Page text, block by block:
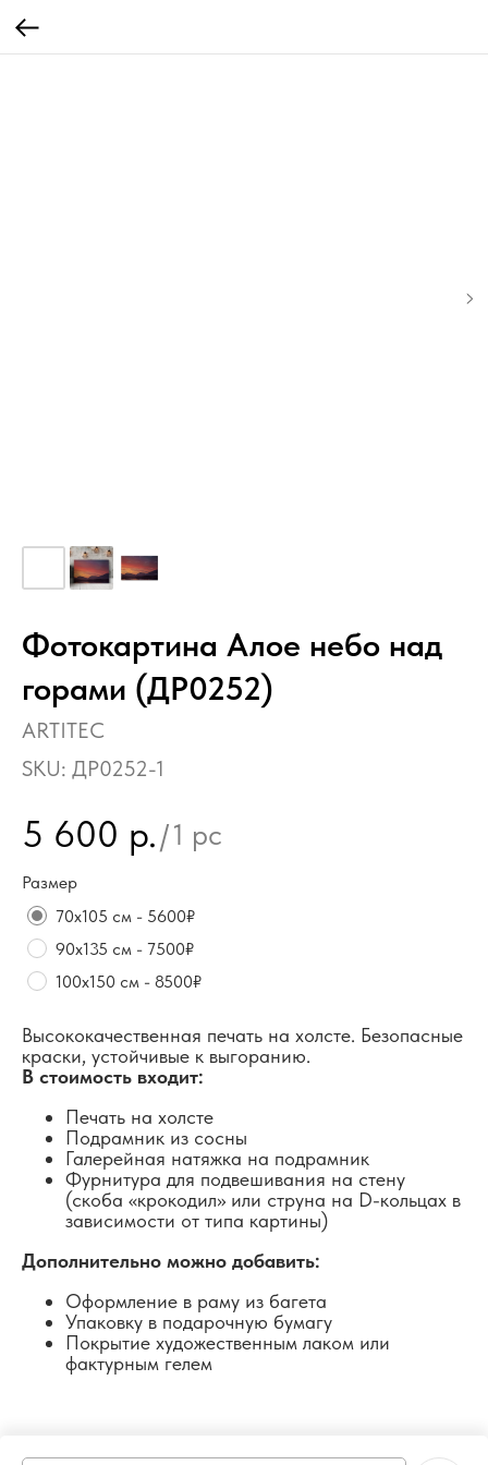
Фотокартина Алое небо над
горами (ДР0252)
ARTITEC
SKU: ДР0252-1
5 600 р./1 pc
Размер
70х105 см - 5600₽
90х135 см - 7500₽
100х150 см - 8500₽
Высококачественная печать на холсте. Безопасные
краски, устойчивые к выгоранию.
В стоимость входит:
Печать на холсте
Подрамник из сосны
Галерейная натяжка на подрамник
Фурнитура для подвешивания на стену
(скоба «крокодил» или струна на D-кольцах в
зависимости от типа картины)
Дополнительно можно добавить:
Оформление в раму из багета
Упаковку в подарочную бумагу
Покрытие художественным лаком или
фактурным гелем